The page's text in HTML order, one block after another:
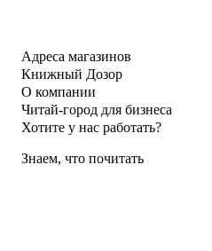
Адреса магазинов
Книжный Дозор
О компании
Читай-город для бизнеса
Хотите у нас работать?
Знаем, что почитать